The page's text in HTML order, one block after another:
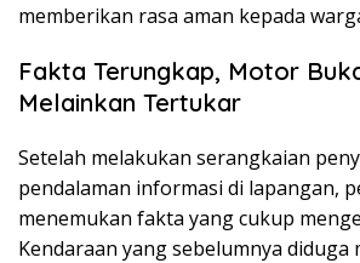
memberikan rasa aman kepada
Fakta Terungkap, Motor
Melainkan Tertukar
Setelah melakukan serangkaian
pendalaman informasi di lapangan,
menemukan fakta yang cukup
Kendaraan yang sebelumnya diduga